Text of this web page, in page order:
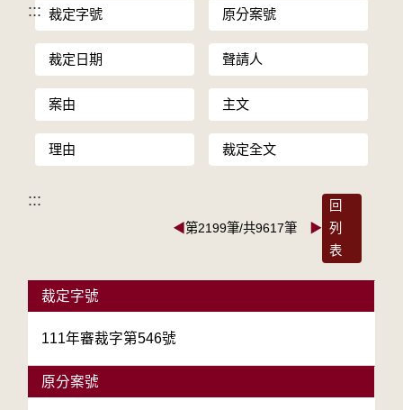
::: 裁定字號 原分案號
裁定日期 聲請人
案由 主文
理由 裁定全文
:::
◀第2199筆/共9617筆 ▶
回
列
表
裁定字號
111年審裁字第546號
原分案號